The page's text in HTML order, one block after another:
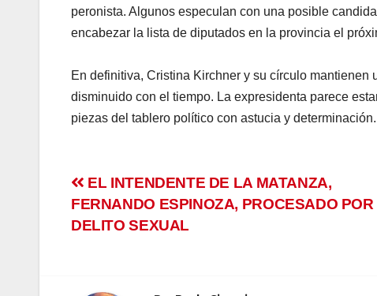
peronista. Algunos especulan con una posible
encabezar la lista de diputados en la provincia el
En definitiva, Cristina Kirchner y su círculo
disminuido con el tiempo. La expresidenta parece
piezas del tablero político con astucia y determinación.
Navegación
de
EL INTENDENTE DE LA MATANZA,
FERNANDO ESPINOZA, PROCESADO POR
DELITO SEXUAL